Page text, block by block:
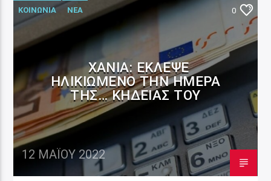
ΚΟΙΝΩΝΙΑ ΝΕΑ 0
ΧΑΝΙΆ: ΈΚΛΕΨΕ
ΗΛΙΚΙΩΜΈΝΟ ΤΗΝ ΗΜΈΡΑ
ΤΗΣ… ΚΗΔΕΊΑΣ ΤΟΥ
12 ΜΑΪ́ΟΥ 2022